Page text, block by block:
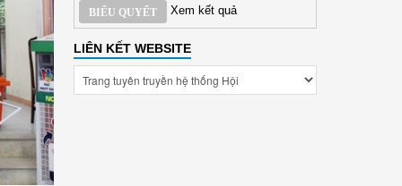
BIỂU QUYẾT Xem kết quả
LIÊN KẾT WEBSITE